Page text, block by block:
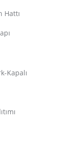
Hattı
Kapalı